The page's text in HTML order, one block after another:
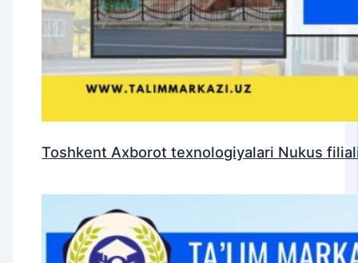
Toshkent Axborot texnologiyalari Nukus